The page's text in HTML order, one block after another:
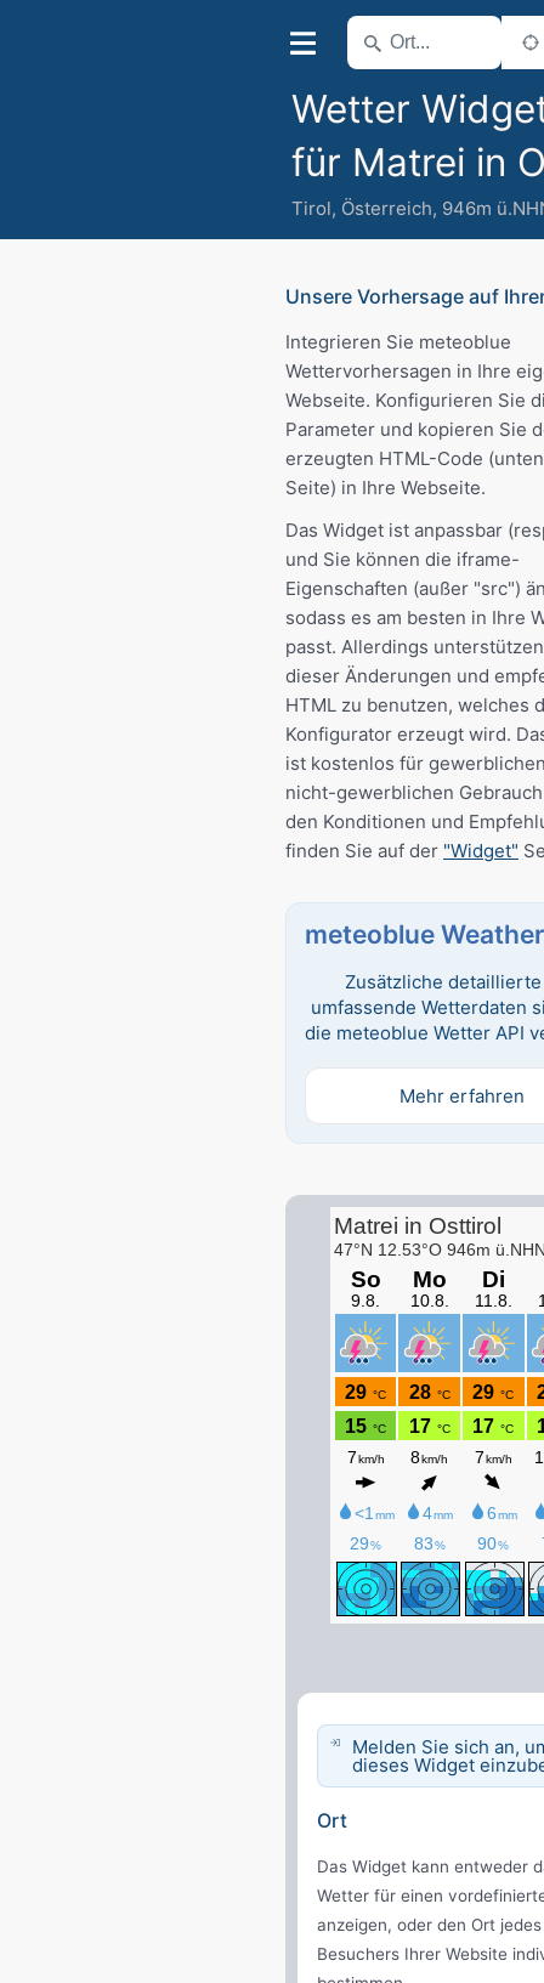
Wetter
für Matrei in
Tirol, Österreich, 946m
Unsere Vorhersage auf
Integrieren Sie meteoblue
Wettervorhersagen in Ihre
Webseite. Konfigurieren Sie
Parameter und kopieren Sie
erzeugten HTML-Code
Seite) in Ihre Webseite.
Das Widget ist anpassbar
und Sie können die iframe-
Eigenschaften (außer "src")
sodass es am besten in Ihre
passt. Allerdings
dieser Änderungen und
HTML zu benutzen, welches
Konfigurator erzeugt wird.
ist kostenlos für
nicht-gewerblichen
den Konditionen und
finden Sie auf der "Widget"
meteoblue
Zusätzliche
umfassende Wetterdaten
die meteoblue Wetter API
Mehr erfahren
Melden Sie sich an,
dieses Widget
Ort
Das Widget kann entweder
Wetter für einen
anzeigen, oder den Ort jedes
Besuchers Ihrer Website